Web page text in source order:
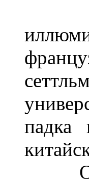
падка
От